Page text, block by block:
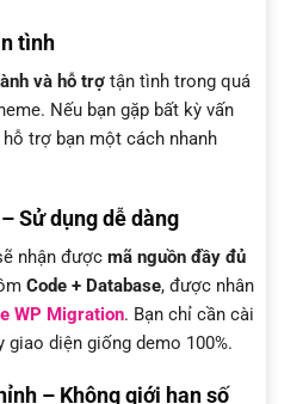
tình
và hỗ trợ tận tình trong quá
Nếu bạn gặp bất kỳ vấn
trợ bạn một cách nhanh
Sử dụng dễ dàng
nhận được mã nguồn đầy đủ
Code + Database, được nhân
WP Migration. Bạn chỉ cần cài
diện giống demo 100%.
– Không giới hạn số